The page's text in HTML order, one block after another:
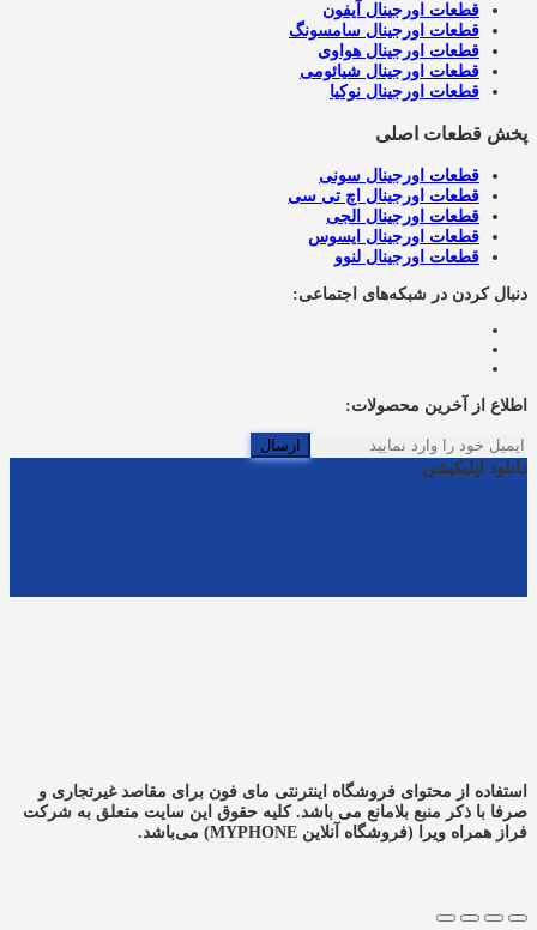
قطعات اورجینال آیفون
قطعات اورجینال سامسونگ
قطعات اورجینال هواوی
قطعات اورجینال شیائومی
قطعات اورجینال نوکیا
پخش قطعات اصلی
قطعات اورجینال سونی
قطعات اورجینال اچ تی سی
قطعات اورجینال الجی
قطعات اورجینال ایسوس
قطعات اورجینال لنوو
دنبال کردن در شبکه‌های اجتماعی:
اطلاع از آخرین محصولات:
ارسال
دانلود اپلیکیشن
استفاده از محتوای فروشگاه اینترنتی مای فون برای مقاصد غیرتجاری و
صرفا با ذکر منبع بلامانع می باشد. کلیه حقوق این سایت متعلق به شرکت
فراز همراه ویرا (فروشگاه آنلاین MYPHONE) می‌باشد.